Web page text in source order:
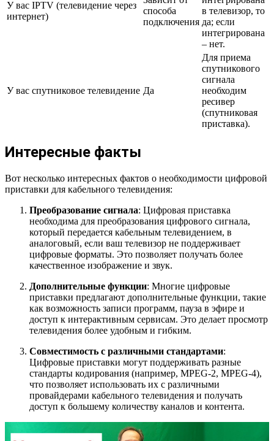
У вас IPTV (телевидение через
интернет)
способа
подключения
в телевизор, то
да; если
интегрирована
– нет.
У вас спутниковое телевидение Да
Для приема
спутникового
сигнала
необходим
ресивер
(спутниковая
приставка).
Интересные факты
Вот несколько интересных фактов о необходимости цифровой
приставки для кабельного телевидения:
Преобразование сигнала: Цифровая приставка
необходима для преобразования цифрового сигнала,
который передается кабельным телевидением, в
аналоговый, если ваш телевизор не поддерживает
цифровые форматы. Это позволяет получать более
качественное изображение и звук.
Дополнительные функции: Многие цифровые
приставки предлагают дополнительные функции, такие
как возможность записи программ, пауза в эфире и
доступ к интерактивным сервисам. Это делает просмотр
телевидения более удобным и гибким.
Совместимость с различными стандартами:
Цифровые приставки могут поддерживать разные
стандарты кодирования (например, MPEG-2, MPEG-4),
что позволяет использовать их с различными
провайдерами кабельного телевидения и получать
доступ к большему количеству каналов и контента.